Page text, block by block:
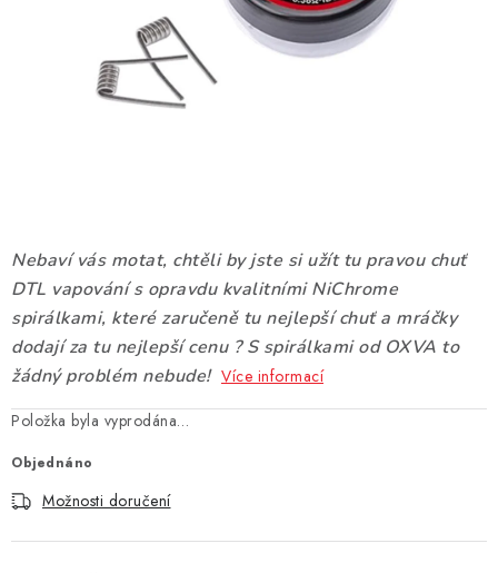
BATERIE A NABÍJEČKY
NIKOTINOVÝ FILM
PŘÍSLUŠENSTVÍ
Vše o nákupu
Kontakty
Prodejny
Nebaví vás motat, chtěli by jste si užít tu pravou chuť
DTL vapování s opravdu kvalitními NiChrome
spirálkami, které zaručeně tu nejlepší chuť a mráčky
dodají za tu nejlepší cenu ? S spirálkami od OXVA to
žádný problém nebude! Více informací
Položka byla vyprodána…
Objednáno
Možnosti doručení